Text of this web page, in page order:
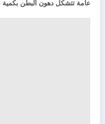
عامة تتشكل دهون البطن